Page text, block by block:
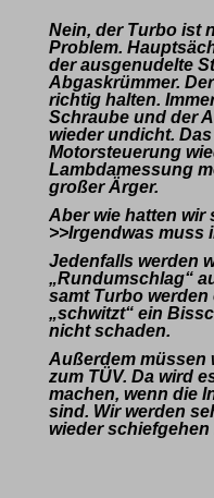
Nein, der Turbo ist
Problem.
der ausgenudelte
Abgaskrümmer.
richtig halten.
Schraube und der
wieder undicht.
Motorsteuerung
Lambdamessung
großer Ärger.
Aber wie hatten wir
>>Irgendwas muss
Jedenfalls werden
„Rundumschlag“
samt Turbo werden
„schwitzt“ ein
nicht schaden.
Außerdem müssen
zum TÜV. Da wird
machen, wenn die
sind. Wir werden
wieder